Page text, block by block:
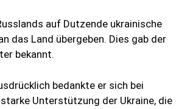
auf Dutzende ukrainische
das Land übergeben. Dies gab der
bekannt.
bedankte er sich bei
Unterstützung der Ukraine, die